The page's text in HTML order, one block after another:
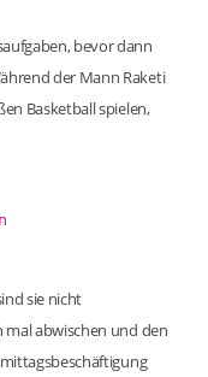
bevor dann
der Mann Raketi
Basketball spielen,
sie nicht
mal abwischen und den